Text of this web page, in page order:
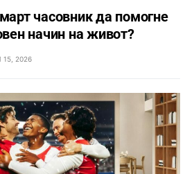
часовник да помогне
начин на живот?
2026